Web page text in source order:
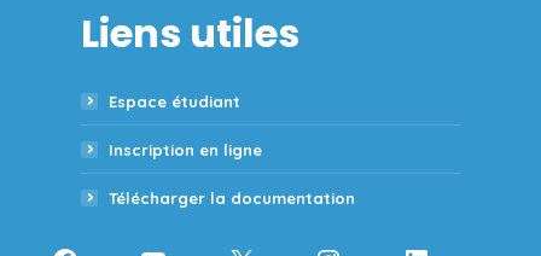
Liens utiles
Espace étudiant
Inscription en ligne
Télécharger la documentation